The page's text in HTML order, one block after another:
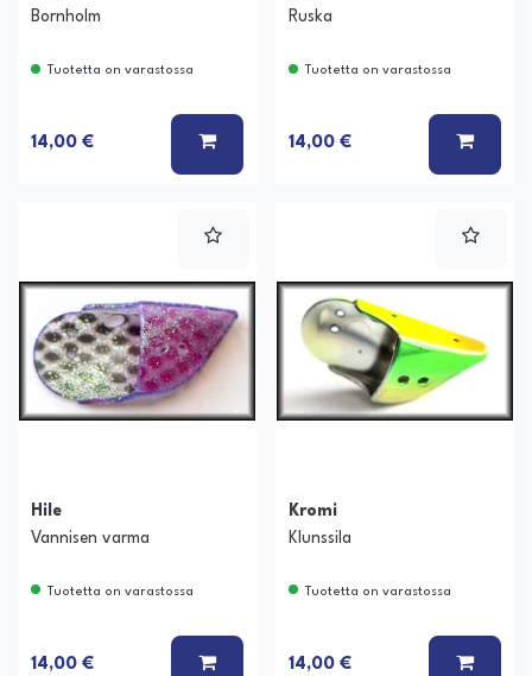
Bornholm
Tuotetta on varastossa
14,00 € LISÄÄ KORIIN
Ruska
Tuotetta on varastossa
14,00 € LISÄÄ
Hile
Vannisen varma
Tuotetta on varastossa
14,00 € LISÄÄ KORIIN
Kromi
Klunssila
Tuotetta on varastossa
14,00 € LISÄÄ